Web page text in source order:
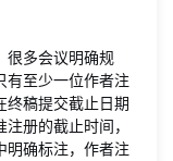
很多会议明确规
有至少一位作者注
终稿提交截止日期
册的截止时间，
明确标注，作者注